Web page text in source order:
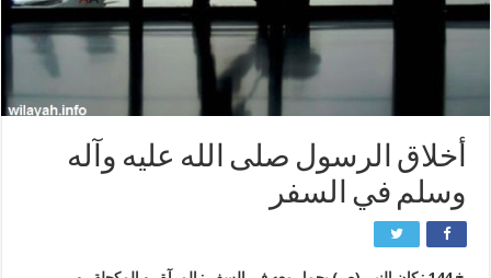
أخلاق الرسول صلى الله عليه وآله
وسلم في السفر